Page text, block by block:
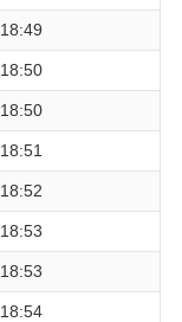
18:49
18:50
18:50
18:51
18:52
18:53
18:53
18:54